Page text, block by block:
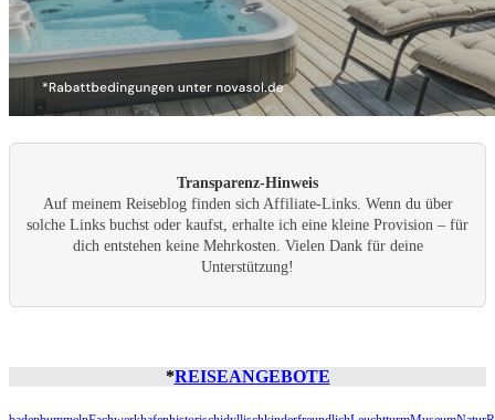
Transparenz-Hinweis
Auf meinem Reiseblog finden sich Affiliate-Links. Wenn du über
solche Links buchst oder kaufst, erhalte ich eine kleine Provision – für
dich entstehen keine Mehrkosten. Vielen Dank für deine
Unterstützung!
*REISEANGEBOTE